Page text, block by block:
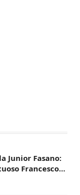
Junior Fasano:
Francesco